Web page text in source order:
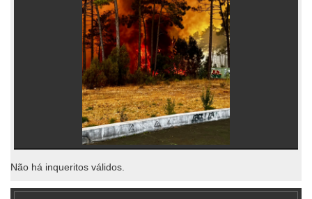
Não há inqueritos válidos.